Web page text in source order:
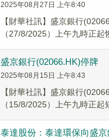
2025年08月27日 上午8:40
【財華社訊】盛京銀行
（27/8/2025）上午九時正起
盛京銀行(02066.HK)停牌
2025年08月15日 上午8:43
【財華社訊】盛京銀行
（15/8/2025）上午九時正起
泰達股份：泰達環保向盛